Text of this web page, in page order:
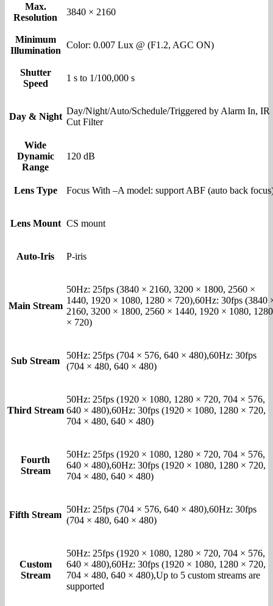
Max.
Resolution
3840 × 2160
Minimum
Illumination
Color: 0.007 Lux @ (F1.2, AGC ON)
Shutter
Speed
1 s to 1/100,000 s
Day & Night
Day/Night/Auto/Schedule/Triggered by Alarm In, IR
Cut Filter
Wide
Dynamic
Range
120 dB
Lens Type Focus With –A model: support ABF (auto back
Lens Mount CS mount
Auto-Iris P-iris
Main Stream
50Hz: 25fps (3840 × 2160, 3200 × 1800, 2560 ×
1440, 1920 × 1080, 1280 × 720),60Hz: 30fps (3840
2160, 3200 × 1800, 2560 × 1440, 1920 × 1080, 1280
× 720)
Sub Stream
50Hz: 25fps (704 × 576, 640 × 480),60Hz: 30fps
(704 × 480, 640 × 480)
Third Stream
50Hz: 25fps (1920 × 1080, 1280 × 720, 704 × 576,
640 × 480),60Hz: 30fps (1920 × 1080, 1280 × 720,
704 × 480, 640 × 480)
Fourth
Stream
50Hz: 25fps (1920 × 1080, 1280 × 720, 704 × 576,
640 × 480),60Hz: 30fps (1920 × 1080, 1280 × 720,
704 × 480, 640 × 480)
Fifth Stream
50Hz: 25fps (704 × 576, 640 × 480),60Hz: 30fps
(704 × 480, 640 × 480)
Custom
Stream
50Hz: 25fps (1920 × 1080, 1280 × 720, 704 × 576,
640 × 480),60Hz: 30fps (1920 × 1080, 1280 × 720,
704 × 480, 640 × 480),Up to 5 custom streams are
supported